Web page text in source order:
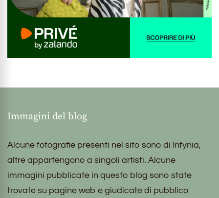
Immagini del blog
Alcune fotografie presenti nel sito sono di Infynia,
altre appartengono a singoli artisti. Alcune
immagini pubblicate in questo blog sono state
trovate su pagine web e giudicate di pubblico